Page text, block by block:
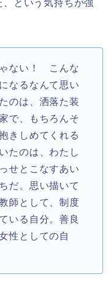
という気持ちが強
ゃない！ こんな
なるなんて思い
のは、洒落た装
で、もちろんそ
きしめてくれる
たのは、わたし
せとこなすあい
だ。思い描いて
師として、制度
いる自分。善良
性としての自